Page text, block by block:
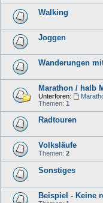
Walking
Joggen
Wanderungen
Marathon / halb
Unterforen:
Themen: 1
Radtouren
Volksläufe
Themen: 2
Sonstiges
Beispiel - Keine